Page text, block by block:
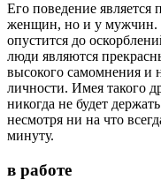
Его поведение является
женщин, но и у мужчин.
опустится до
люди являются
высокого самомнения и
личности. Имея такого
никогда не будет
несмотря ни на что
минуту.
в работе